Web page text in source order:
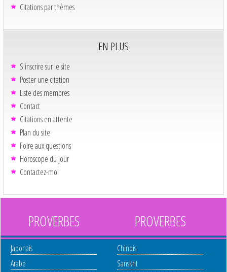
Citations par thèmes
EN PLUS
S'inscrire sur le site
Poster une citation
Liste des membres
Contact
Citations en attente
Plan du site
Foire aux questions
Horoscope du jour
Contactez-moi
PROVERBES
Japonais
Arabe
PROVERBES
Chinois
Sanskrit